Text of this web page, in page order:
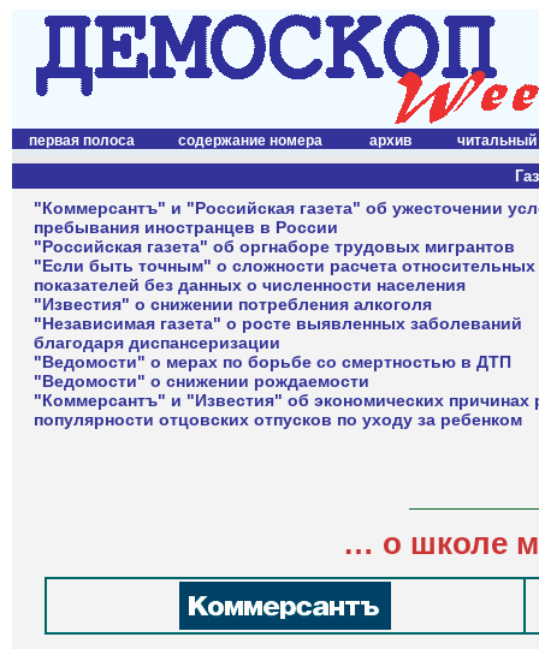
первая полоса содержание номера архив читальный
"Коммерсантъ" и "Российская газета" об ужесточении
пребывания иностранцев в России
"Российская газета" об оргнаборе трудовых мигрантов
"Если быть точным" о сложности расчета относительных
показателей без данных о численности населения
"Известия" о снижении потребления алкоголя
"Независимая газета" о росте выявленных заболеваний
благодаря диспансеризации
"Ведомости" о мерах по борьбе со смертностью в ДТП
"Ведомости" о снижении рождаемости
"Коммерсантъ" и "Известия" об экономических причинах
популярности отцовских отпусков по уходу за ребенком
… о школе